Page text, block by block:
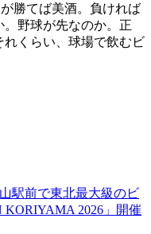
勝てば美酒。負ければ
野球が先なのか。正
くらい、球場で飲むビ
駅前で東北最大級のビ
2026」開催